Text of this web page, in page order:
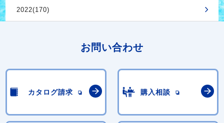
2022(170)
お問い合わせ
カタログ請求 購入相談